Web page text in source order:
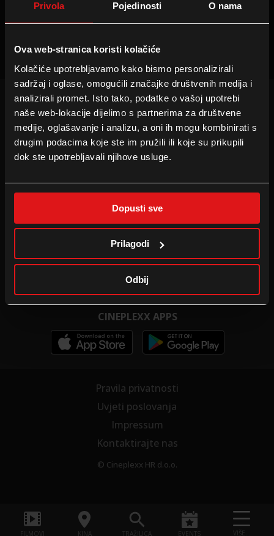
Privola Pojedinosti O nama
Ova web-stranica koristi kolačiće
Kolačiće upotrebljavamo kako bismo personalizirali
sadržaj i oglase, omogućili značajke društvenih medija i
analizirali promet. Isto tako, podatke o vašoj upotrebi
naše web-lokacije dijelimo s partnerima za društvene
medije, oglašavanje i analizu, a oni ih mogu kombinirati s
drugim podacima koje ste im pružili ili koje su prikupili
dok ste upotrebljavali njihove usluge.
Dopusti sve
Prilagodi
Odbij
Projekcije nisu dostupne
INFORMACIJE
Tehnologije
Cineplexx Bonus Card
PRATITE NAS
Facebook
Instagram
B2B
Oglašavanje u kinu
Press
Portret
Postanite dio tima
CINEPLEXX APPS
© Cineplexx HR d.o.o.
Pravila privatnosti
Uvjeti poslovanja
Impressum
Kontaktirajte nas
FILMOVI KINA TRAŽILICA EVENTS VIŠE...